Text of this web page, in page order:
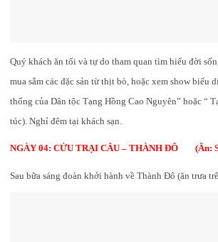
Quý khách ăn tối và tự do tham quan tìm hiểu đời
mua sắm các đặc sản từ thịt bò, hoặc xem show biểu
thống của Dân tộc Tạng Hồng Cao Nguyên” hoặc “
túc). Nghỉ đêm tại khách sạn.
NGÀY 04: CỬU TRẠI CÂU – THÀNH ĐÔ (Ăn:
Sau bữa sáng đoàn khởi hành về Thành Đô (ăn trưa